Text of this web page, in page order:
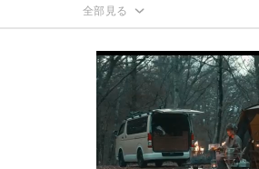
ングクラッカー」
コラボ「ランタンハンガーロイド ウッド」
タンド Ⅱ」
SQUAREリフター付 ダッチオーブン」
イテム２選
風防セット」
ラーボックス 45QT」
！体験型チケット５選
招待券（半日/1名様）
と納税争奪戦に出遅れるな